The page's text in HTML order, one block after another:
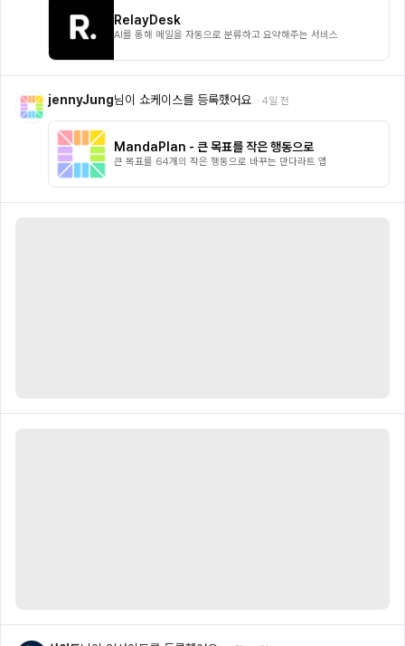
RelayDesk
AI를 통해 메일을 자동으로 분류하고 요약해주는 서비스
jennyJung님이 쇼케이스를 등록했어요 · 4일 전
MandaPlan - 큰 목표를 작은 행동으로
큰 목표를 64개의 작은 행동으로 바꾸는 만다라트 앱